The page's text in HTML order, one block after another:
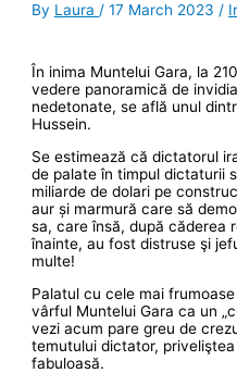
By Laura /17 March 2023 /
În inima Muntelui Gara, la
vedere panoramică de
nedetonate, se află unul
Hussein.
Se estimează că dictatorul
de palate în timpul dictaturii
miliarde de dolari pe
aur și marmură care să
sa, care însă, după căderea
înainte, au fost distruse şi
multe!
Palatul cu cele mai
vârful Muntelui Gara ca un
vezi acum pare greu de
temutului dictator,
fabuloasă.